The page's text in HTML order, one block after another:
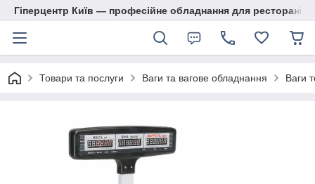
Гіперцентр Київ — професійне обладнання для ресторанів,
Товари та послуги Ваги та вагове обладнання Ваги